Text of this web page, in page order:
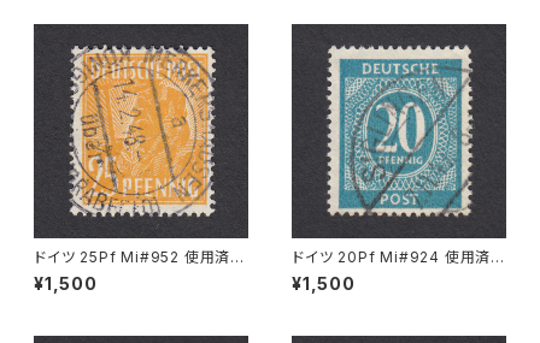
ドイツ 25Pf Mi#952 使用済み
切手｜MERKERSHAUSEN 14.
2.1948
¥1,500
ドイツ 20Pf Mi#924 使用済み
切手｜SIGLINGEN 7.11.1947
¥1,500